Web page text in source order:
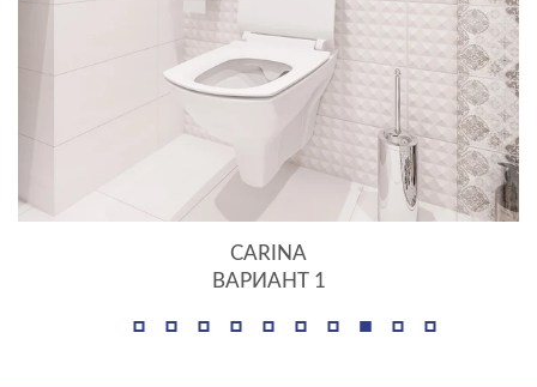
CARINA
ВАРИАНТ 1